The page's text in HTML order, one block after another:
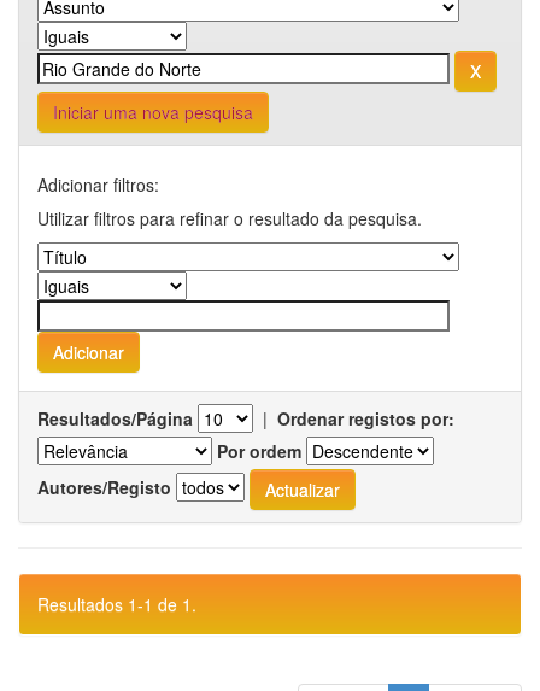
Iniciar uma nova pesquisa
Adicionar filtros:
Utilizar filtros para refinar o resultado da pesquisa.
Resultados/Página | Ordenar registos por:
Por ordem
Autores/Registo
Resultados 1-1 de 1.